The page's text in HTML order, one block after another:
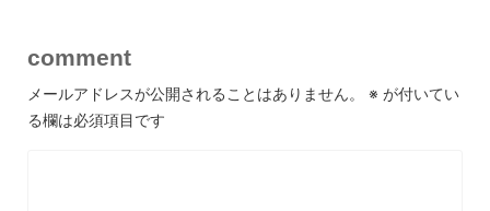
comment
メールアドレスが公開されることはありません。 ※ が付いてい
る欄は必須項目です